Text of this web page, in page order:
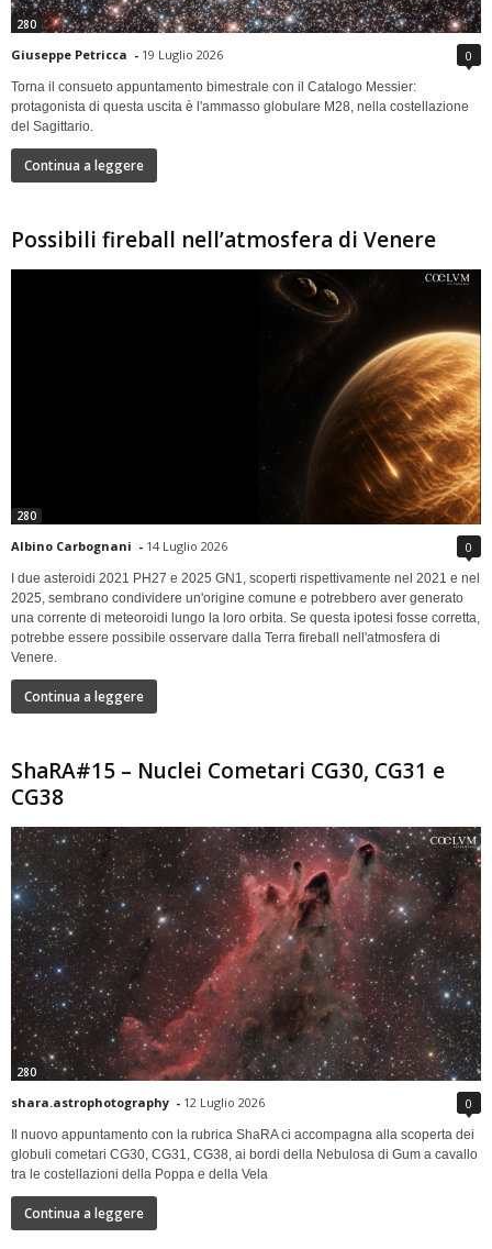
280
Giuseppe Petricca - 19 Luglio 2026 0
Torna il consueto appuntamento bimestrale con il Catalogo Messier:
protagonista di questa uscita è l'ammasso globulare M28, nella costellazione
del Sagittario.
Continua a leggere
Possibili fireball nell’atmosfera di Venere
280
Albino Carbognani - 14 Luglio 2026 0
I due asteroidi 2021 PH27 e 2025 GN1, scoperti rispettivamente nel 2021 e nel
2025, sembrano condividere un'origine comune e potrebbero aver generato
una corrente di meteoroidi lungo la loro orbita. Se questa ipotesi fosse corretta,
potrebbe essere possibile osservare dalla Terra fireball nell'atmosfera di
Venere.
Continua a leggere
ShaRA#15 – Nuclei Cometari CG30, CG31 e
CG38
280
shara.astrophotography - 12 Luglio 2026 0
Il nuovo appuntamento con la rubrica ShaRA ci accompagna alla scoperta dei
globuli cometari CG30, CG31, CG38, ai bordi della Nebulosa di Gum a cavallo
tra le costellazioni della Poppa e della Vela
Continua a leggere